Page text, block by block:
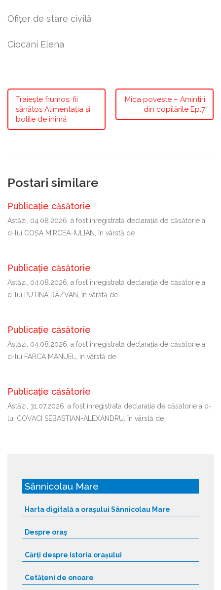
Ofiţer de stare civilă
Ciocani Elena
Traiește frumos, fii
sănătos Alimentația și
bolile de inimă
Mica poveste – Amintiri
din copilările Ep.7
Postari similare
Publicație căsătorie
Astăzi, 04.08.2026, a fost înregistrată declaraţia de căsătorie a
d-lui COȘA MIRCEA-IULIAN, în vârstă de
Publicație căsătorie
Astăzi, 04.08.2026, a fost înregistrată declaraţia de căsătorie a
d-lui PUTINĂ RĂZVAN, în vârstă de
Publicație căsătorie
Astăzi, 04.08.2026, a fost înregistrată declaraţia de căsătorie a
d-lui FARCA MANUEL, în vârstă de
Publicație căsătorie
Astăzi, 31.07.2026, a fost înregistrată declaraţia de căsătorie a d-
lui COVACI SEBASTIAN-ALEXANDRU, în vârstă de
Sânnicolau Mare
Harta digitală a orașului Sânnicolau Mare
Despre oraș
Cărți despre istoria orașului
Cetățeni de onoare